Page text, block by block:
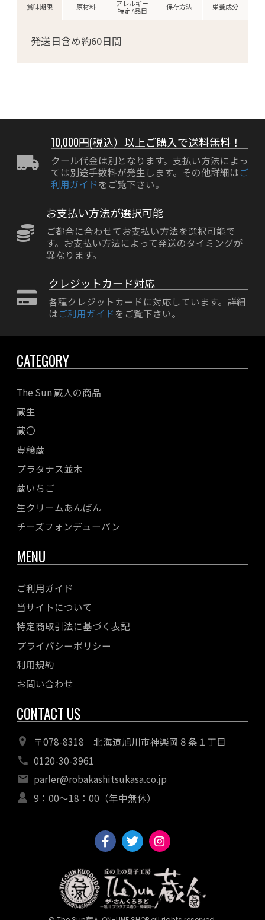
賞味期限 原材料
アレルギー
特定7品目
保存方法 栄養成分
発送日含め約60日間
10,000円(税込）以上ご購入で送料無料！
クール代金は別となります。支払い方法によっ
ては別途手数料が発生します。その他詳細はご
利用ガイド をご覧下さい。
お支払い方法が選択可能
ご都合に合わせてお支払い方法を選択可能で
す。お支払い方法によって発送のタイミングが
異なります。
クレジットカード対応
各種クレジットカードに対応しています。詳細
はご利用ガイド をご覧下さい。
CATEGORY
The Sun 蔵人の商品
蔵生
蔵〇
豊穣蔵
プラタナス並木
蔵いちご
生クリームあんぱん
チーズフォンデューパン
MENU
ご利用ガイド
当サイトについて
特定商取引法に基づく表記
プライバシーポリシー
利用規約
お問い合わせ
CONTACT US
〒078-8318 北海道旭川市神楽岡８条１丁目
0120-30-3961
parler@robakashitsukasa.co.jp
9：00〜18：00（年中無休）